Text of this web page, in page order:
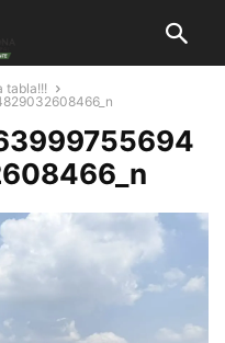
tabla!!!